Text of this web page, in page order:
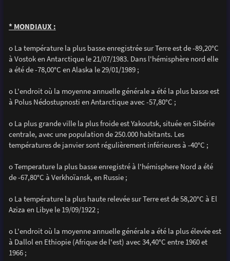
* MONDIAUX :
o La température la plus basse enregistrée sur Terre est de -89,20°C
à Vostok en Antarctique le 21/07/1983. Dans l'hémisphère nord elle
a été de -78,00°C en Alaska le 29/01/1989 ;
o L'endroit où la moyenne annuelle générale a été la plus basse est
à Polus Nédostupnosti en Antarctique avec -57,80°C ;
o La plus grande ville la plus froide est Yakoutsk, située en Sibérie
centrale, avec une population de 250.000 habitants. Les
températures de janvier sont régulièrement inférieures à -40°C ;
o Temperature la plus basse enregistré à l'hémisphere Nord a été
de -67,80°C à Verkhoïansk, en Russie ;
o La température la plus haute relevée sur Terre est de 58,20°C à El
Aziza en Libye le 19/09/1922 ;
o L'endroit où la moyenne annuelle générale a été la plus élevée est
à Dallol en Ethiopie (Afrique de l'est) avec 34,40°C entre 1960 et
1966 ;